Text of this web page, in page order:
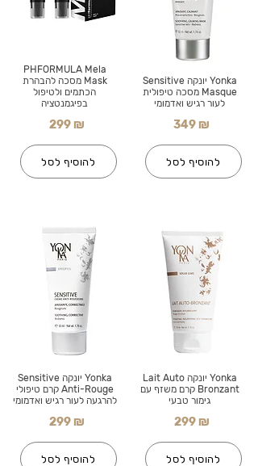
PHFORMULA Mela
Mask מסכה להבהרת
הכתמים ולטיפול
בפיגמנטציה
299 ₪
להוסיף לסל
Yonka יונקה Sensitive
Anti-Rouge קרם טיפולי
להרגעה לעור רגיש ואדמומי
299 ₪
להוסיף לסל
Yonka יונקה Sensitive
Masque מסכה טיפולית
לעור רגיש ואדמומי
349 ₪
להוסיף לסל
Yonka יונקה Lait Auto
Bronzant קרם משזף עם
גימור טבעי
299 ₪
להוסיף לסל